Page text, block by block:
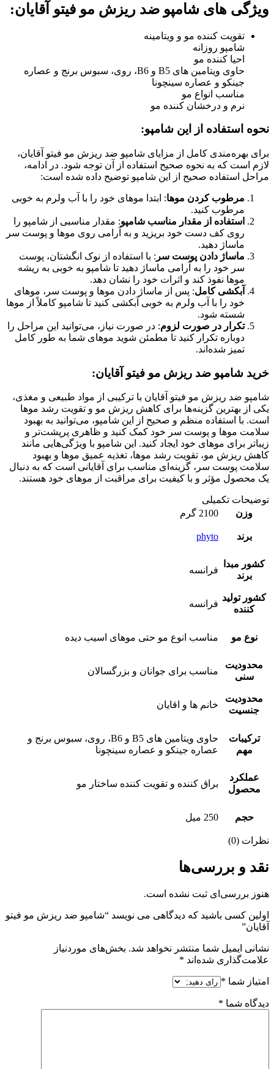
ویژگی های شامپو ضد ریزش مو فیتو آقایان:
تقویت کننده مو و ویتامینه
شامپو روزانه
احیا کننده مو
حاوی ویتامین های B5 و B6، روی، سبوس برنج و عصاره
جینکو و عصاره سینچونا
مناسب انواع مو
نرم و درخشان کننده مو
نحوه استفاده از این شامپو:
برای بهره‌مندی کامل از مزایای شامپو ضد ریزش مو فیتو آقایان،
لازم است که به نحوه صحیح استفاده از آن توجه شود. در ادامه،
مراحل استفاده صحیح از این شامپو توضیح داده شده است:
مرطوب کردن موها: ابتدا موهای خود را با آب ولرم به خوبی
مرطوب کنید.
استفاده از مقدار مناسب شامپو: مقدار مناسبی از شامپو را
روی کف دست خود بریزید و به آرامی روی موها و پوست سر
ماساژ دهید.
ماساژ دادن پوست سر : با استفاده از نوک انگشتان، پوست
سر خود را به آرامی ماساژ دهید تا شامپو به خوبی به ریشه
موها نفوذ کند و اثرات خود را نشان دهد.
آبکشی کامل: پس از ماساژ دادن موها و پوست سر، موهای
خود را با آب ولرم به خوبی آبکشی کنید تا شامپو کاملاً از موها
شسته شود.
تکرار در صورت لزوم: در صورت نیاز، می‌توانید این مراحل را
دوباره تکرار کنید تا مطمئن شوید موهای شما به طور کامل
تمیز شده‌اند.
خرید شامپو ضد ریزش مو فیتو آقایان:
شامپو ضد ریزش مو فیتو آقایان با ترکیبی از مواد طبیعی و مغذی،
یکی از بهترین گزینه‌ها برای کاهش ریزش مو و تقویت رشد موها
است. با استفاده منظم و صحیح از این شامپو، می‌توانید به بهبود
سلامت موها و پوست سر خود کمک کنید و ظاهری پرپشت‌تر و
زیباتر برای موهای خود ایجاد کنید. این شامپو با ویژگی‌هایی مانند
کاهش ریزش مو، تقویت رشد موها، تغذیه عمیق موها و بهبود
سلامت پوست سر، گزینه‌ای مناسب برای آقایانی است که به دنبال
یک محصول مؤثر و با کیفیت برای مراقبت از موهای خود هستند.
توضیحات تکمیلی
وزن
2100 گرم
برند phyto
کشور مبدا
برند
فرانسه
کشور تولید
کننده
فرانسه
نوع مو مناسب انوع مو حتی موهای اسیب دیده
محدودیت
سنی
مناسب برای جوانان و بزرگسالان
محدودیت
جنسیت
خانم ها و اقایان
ترکیبات
مهم
حاوی ویتامین های B5 و B6، روی، سبوس برنج و
عصاره جینکو و عصاره سینچونا
عملکرد
محصول
براق کننده و تقویت کننده ساختار مو
حجم 250 میل
نظرات (0)
نقد و بررسی‌ها
هنوز بررسی‌ای ثبت نشده است.
اولین کسی باشید که دیدگاهی می نویسد “شامپو ضد ریزش مو فیتو
آقایان”
نشانی ایمیل شما منتشر نخواهد شد. بخش‌های موردنیاز
علامت‌گذاری شده‌اند *
امتیاز شما *
دیدگاه شما *